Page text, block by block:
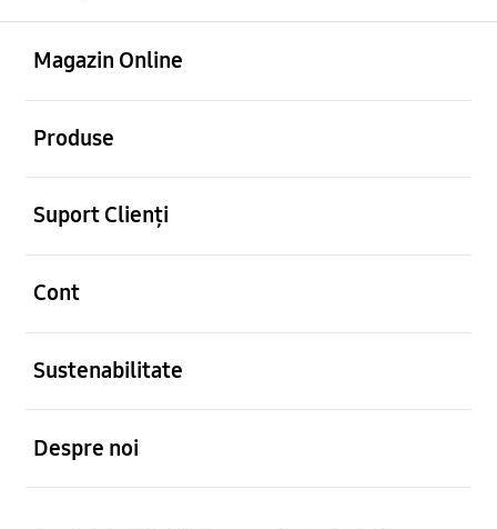
Magazin Online
Produse
Suport Clienți
Cont
Sustenabilitate
Despre noi